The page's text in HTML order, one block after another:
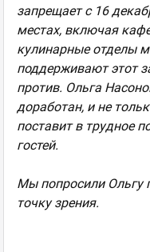
запрещает с 16
местах, включая
кулинарные отделы
поддерживают этот
против. Ольга
доработан, и не
поставит в трудное
гостей.
Мы попросили Ольгу
точку зрения.